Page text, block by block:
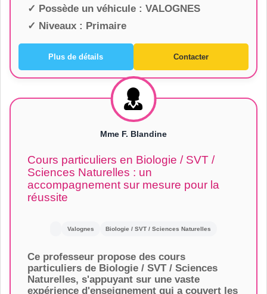
✓ Possède un véhicule : VALOGNES
✓ Niveaux : Primaire
Plus de détails Contacter
Mme F. Blandine
Cours particuliers en Biologie / SVT /
Sciences Naturelles : un
accompagnement sur mesure pour la
réussite
Valognes Biologie / SVT / Sciences Naturelles
Ce professeur propose des cours
particuliers de Biologie / SVT / Sciences
Naturelles, s'appuyant sur une vaste
expérience d'enseignement qui a couvert les